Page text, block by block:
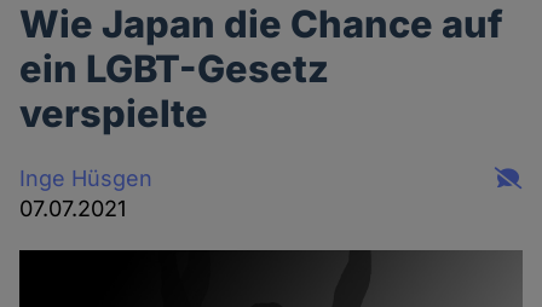
Wie Japan die Chance auf
ein LGBT-Gesetz
verspielte
Inge Hüsgen
07.07.2021